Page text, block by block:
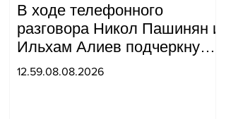
В ходе телефонного
разговора Никол Пашинян и
Ильхам Алиев подчеркнули
прогресс, достигнутый за
12.59.08.08.2026